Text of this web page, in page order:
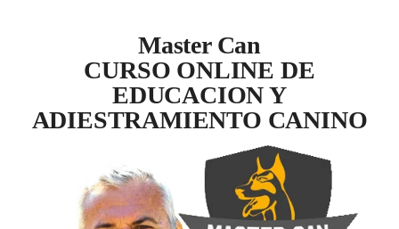
Master Can
CURSO ONLINE DE
EDUCACION Y
ADIESTRAMIENTO CANINO